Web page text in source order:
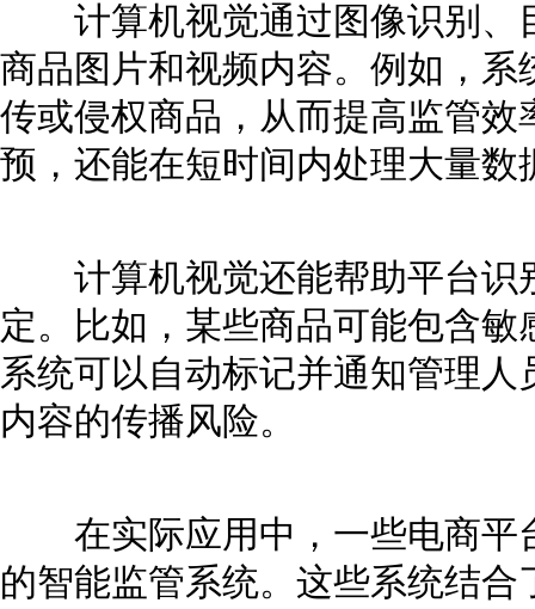
计算机视觉通过图像识别、
商品图片和视频内容。例如，
传或侵权商品，从而提高监管
预，还能在短时间内处理大量数
计算机视觉还能帮助平台识
定。比如，某些商品可能包含
系统可以自动标记并通知管理
内容的传播风险。
在实际应用中，一些电商平
的智能监管系统。这些系统结